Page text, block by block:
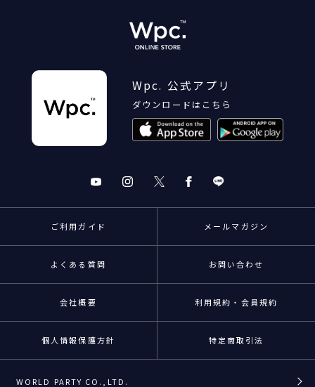
Wpc. 公式アプリ
ダウンロードはこちら
ご利用ガイド メールマガジン
よくある質問 お問い合わせ
会社概要 利用規約・会員規約
個人情報保護方針 特定商取引法
WORLD PARTY CO.,LTD.